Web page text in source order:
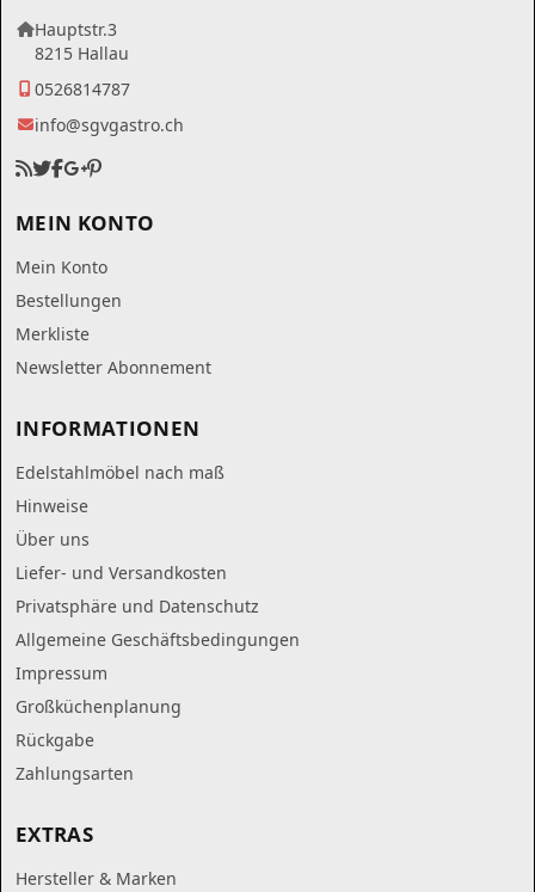
Hauptstr.3
8215 Hallau
0526814787
info@sgvgastro.ch
MEIN KONTO
Mein Konto
Bestellungen
Merkliste
Newsletter Abonnement
INFORMATIONEN
Edelstahlmöbel nach maß
Hinweise
Über uns
Liefer- und Versandkosten
Privatsphäre und Datenschutz
Allgemeine Geschäftsbedingungen
Impressum
Großküchenplanung
Rückgabe
Zahlungsarten
EXTRAS
Hersteller & Marken